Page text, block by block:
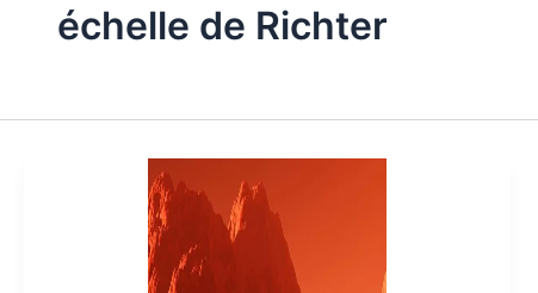
échelle de Richter